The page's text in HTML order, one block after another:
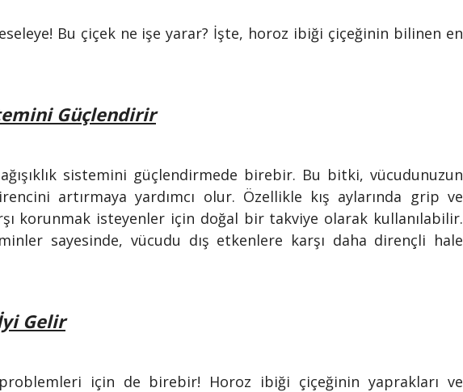
Bu çiçek ne işe yarar? İşte, horoz ibiği çiçeğinin bilinen en
Güçlendirir
sistemini güçlendirmede birebir. Bu bitki, vücudunuzun
artırmaya yardımcı olur. Özellikle kış aylarında grip ve
korunmak isteyenler için doğal bir takviye olarak kullanılabilir.
sayesinde, vücudu dış etkenlere karşı daha dirençli hale
Gelir
için de birebir! Horoz ibiği çiçeğinin yaprakları ve